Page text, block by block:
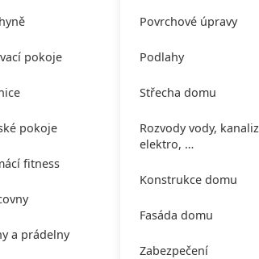
pokoje
pokoje
fitness
a prádelny
Povrchové úpravy
Podlahy
Střecha domu
Rozvody vody,
elektro, …
Konstrukce domu
Fasáda domu
Zabezpečení